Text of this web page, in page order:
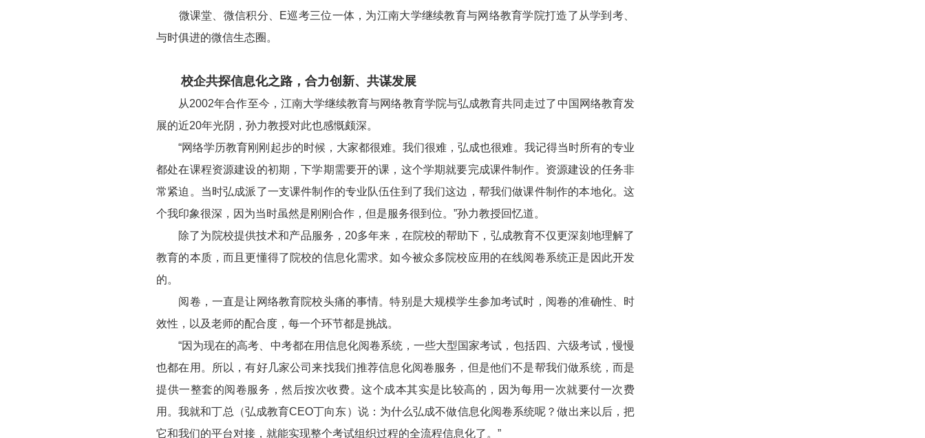
微课堂、微信积分、E巡考三位一体，为江南大学继续教育与网络教育学院打造了从学到考、
与时俱进的微信生态圈。
校企共探信息化之路，合力创新、共谋发展
从2002年合作至今，江南大学继续教育与网络教育学院与弘成教育共同走过了中国网络教育发
展的近20年光阴，孙力教授对此也感慨颇深。
“网络学历教育刚刚起步的时候，大家都很难。我们很难，弘成也很难。我记得当时所有的专业
都处在课程资源建设的初期，下学期需要开的课，这个学期就要完成课件制作。资源建设的任务非
常紧迫。当时弘成派了一支课件制作的专业队伍住到了我们这边，帮我们做课件制作的本地化。这
个我印象很深，因为当时虽然是刚刚合作，但是服务很到位。”孙力教授回忆道。
除了为院校提供技术和产品服务，20多年来，在院校的帮助下，弘成教育不仅更深刻地理解了
教育的本质，而且更懂得了院校的信息化需求。如今被众多院校应用的在线阅卷系统正是因此开发
的。
阅卷，一直是让网络教育院校头痛的事情。特别是大规模学生参加考试时，阅卷的准确性、时
效性，以及老师的配合度，每一个环节都是挑战。
“因为现在的高考、中考都在用信息化阅卷系统，一些大型国家考试，包括四、六级考试，慢慢
也都在用。所以，有好几家公司来找我们推荐信息化阅卷服务，但是他们不是帮我们做系统，而是
提供一整套的阅卷服务，然后按次收费。这个成本其实是比较高的，因为每用一次就要付一次费
用。我就和丁总（弘成教育CEO丁向东）说：为什么弘成不做信息化阅卷系统呢？做出来以后，把
它和我们的平台对接，就能实现整个考试组织过程的全流程信息化了。”